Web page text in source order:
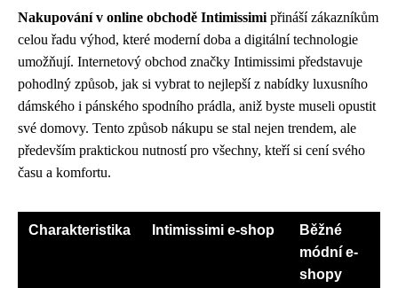
Nakupování v online obchodě Intimissimi přináší zákazníkům
celou řadu výhod, které moderní doba a digitální technologie
umožňují. Internetový obchod značky Intimissimi představuje
pohodlný způsob, jak si vybrat to nejlepší z nabídky luxusního
dámského i pánského spodního prádla, aniž byste museli opustit
své domovy. Tento způsob nákupu se stal nejen trendem, ale
především praktickou nutností pro všechny, kteří si cení svého
času a komfortu.
Charakteristika Intimissimi e-shop
Běžné
módní e-
shopy